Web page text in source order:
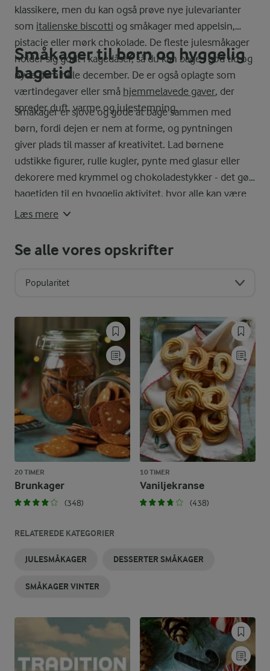
klassikere, men du kan også prøve nye julevarianter
som italienske biscotti og småkager med appelsin,
pistacie eller mørk chokolade. De fleste julesmåkager
holder sig godt i kagedåser, så du kan bage i god tid og
nyde dem hele december. De er også oplagte som
værtindegaver eller små hjemmelavede gaver, der
spreder duft, varme og julestemning.
Småkager til børn og hyggelig
bagetid
Småkager er sjove og gode at bage sammen med
børn, fordi dejen er nem at forme, og pyntningen
giver plads til masser af kreativitet. Lad børnene
udstikke figurer, rulle kugler, pynte med glasur eller
dekorere med krymmel og chokoladestykker - det gør
bagetiden til en hyggelig aktivitet, hvor alle kan være
med. Hvis du er på udkig efter mere inspiration i
børnefødselsdagen
et slaraffenland, der venter på jer.
Læs mere
Se alle vores opskrifter
Popularitet
20 TIMER
Brunkager
(348)
10 TIMER
Vaniljekranse
(438)
RELATEREDE KATEGORIER
JULESMÅKAGER DESSERTER SMÅKAGER
SMÅKAGER VINTER